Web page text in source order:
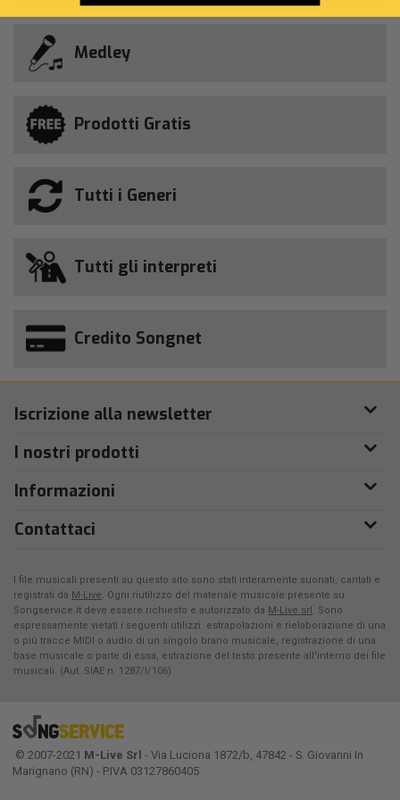
Medley
Prodotti Gratis
Tutti i Generi
Tutti gli interpreti
Credito Songnet
Iscrizione alla newsletter
I nostri prodotti
Informazioni
Contattaci
I file musicali presenti su questo sito sono stati interamente suonati, cantati e
registrati da M-Live. Ogni riutilizzo del materiale musicale presente su
Songservice.it deve essere richiesto e autorizzato da M-Live srl. Sono
espressamente vietati i seguenti utilizzi: estrapolazioni e rielaborazione di una
o più tracce MIDI o audio di un singolo brano musicale, registrazione di una
base musicale o parte di essa, estrazione del testo presente all'interno dei file
musicali. (Aut. SIAE n. 1287/I/106)
© 2007-2021 M-Live Srl - Via Luciona 1872/b, 47842 - S. Giovanni In
Marignano (RN) - P.IVA 03127860405